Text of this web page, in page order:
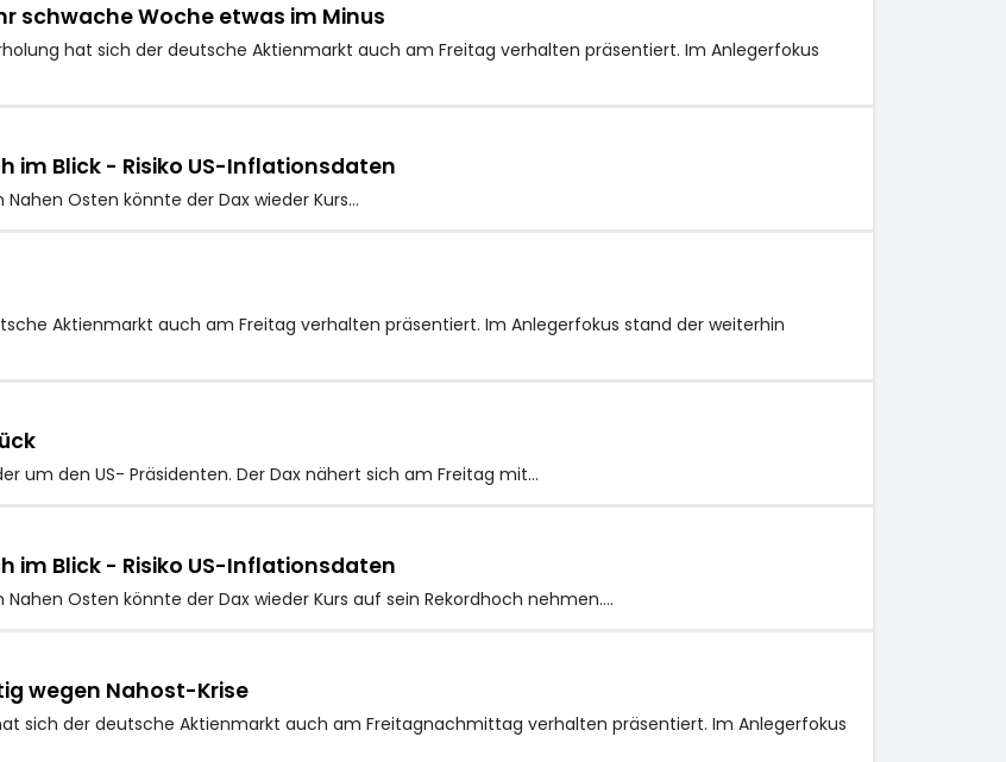
schwache Woche etwas im Minus
hat sich der deutsche Aktienmarkt auch am Freitag verhalten präsentiert. Im Anlegerfokus
im Blick - Risiko US-Inflationsdaten
Nahen Osten könnte der Dax wieder Kurs…
Aktienmarkt auch am Freitag verhalten präsentiert. Im Anlegerfokus stand der weiterhin
um den US- Präsidenten. Der Dax nähert sich am Freitag mit…
im Blick - Risiko US-Inflationsdaten
Nahen Osten könnte der Dax wieder Kurs auf sein Rekordhoch nehmen.…
wegen Nahost-Krise
sich der deutsche Aktienmarkt auch am Freitagnachmittag verhalten präsentiert. Im Anlegerfokus